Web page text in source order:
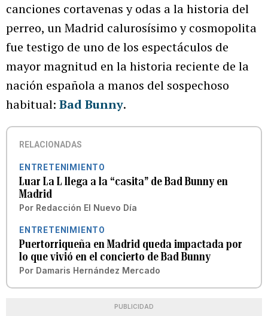
canciones cortavenas y odas a la historia del
perreo, un Madrid calurosísimo y cosmopolita
fue testigo de uno de los espectáculos de
mayor magnitud en la historia reciente de la
nación española a manos del sospechoso
habitual: Bad Bunny.
RELACIONADAS
ENTRETENIMIENTO
Luar La L llega a la “casita” de Bad Bunny en
Madrid
Por Redacción El Nuevo Día
ENTRETENIMIENTO
Puertorriqueña en Madrid queda impactada por
lo que vivió en el concierto de Bad Bunny
Por Damaris Hernández Mercado
PUBLICIDAD